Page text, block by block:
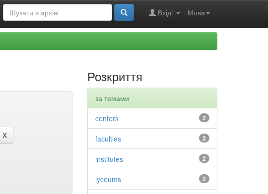
Мова
Вхід:
Розкриття
за темами
2
centers
2
faculties
2
institutes
2
lyceums